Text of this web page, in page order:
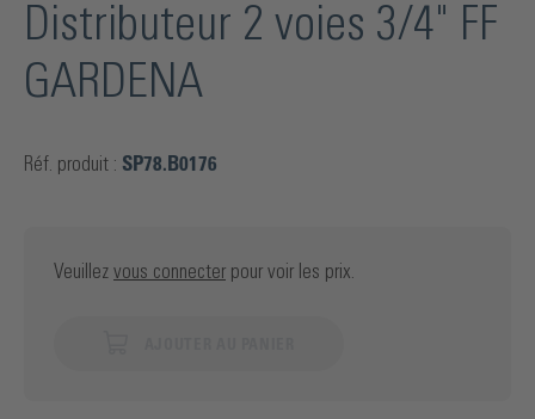
Distributeur 2 voies 3/4" FF
GARDENA
Réf. produit : SP78.B0176
Veuillez vous connecter pour voir les prix.